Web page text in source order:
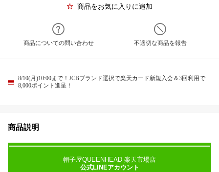
商品をお気に入りに追加
商品についての問い合わせ 不適切な商品を報告
8/10(月)10:00まで！JCBブランド選択で楽天カード新規入会＆3回利用で
8,000ポイント進呈！
商品説明
帽子屋QUEENHEAD 楽天市場店
公式LINEアカウント